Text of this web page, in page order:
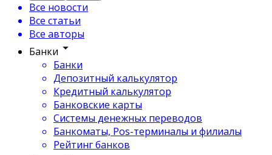
Все новости
Все статьи
Все авторы
Банки
Банки
Депозитный калькулятор
Кредитный калькулятор
Банковские карты
Системы денежных переводов
Банкоматы, Pos-терминалы и филиалы
Рейтинг банков